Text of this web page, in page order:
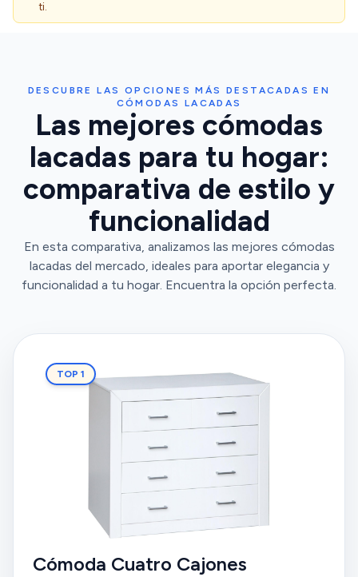
ti.
DESCUBRE LAS OPCIONES MÁS DESTACADAS EN
CÓMODAS LACADAS
Las mejores cómodas
lacadas para tu hogar:
comparativa de estilo y
funcionalidad
En esta comparativa, analizamos las mejores cómodas
lacadas del mercado, ideales para aportar elegancia y
funcionalidad a tu hogar. Encuentra la opción perfecta.
TOP 1
Cómoda Cuatro Cajones